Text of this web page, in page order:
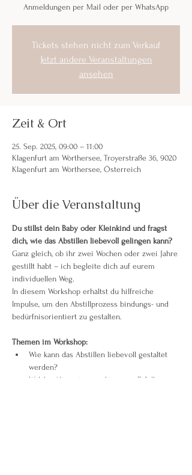
Anmeldungen per Mail oder per WhatsApp
Tickets stehen nicht zum Verkauf
Jetzt andere Veranstaltungen
ansehen
Zeit & Ort
25. Sep. 2025, 09:00 – 11:00
Klagenfurt am Wörthersee, Troyerstraße 36, 9020
Klagenfurt am Wörthersee, Österreich
Über die Veranstaltung
Du stillst dein Baby oder Kleinkind und fragst
dich, wie das Abstillen liebevoll gelingen kann?
Ganz gleich, ob ihr zwei Wochen oder zwei Jahre
gestillt habt – ich begleite dich auf eurem
individuellen Weg.
In diesem Workshop erhältst du hilfreiche
Impulse, um den Abstillprozess bindungs- und
bedürfnisorientiert zu gestalten.
Themen im Workshop:
Wie kann das Abstillen liebevoll gestaltet
werden?
Welche Alternativen gibt es zur Erfüllung